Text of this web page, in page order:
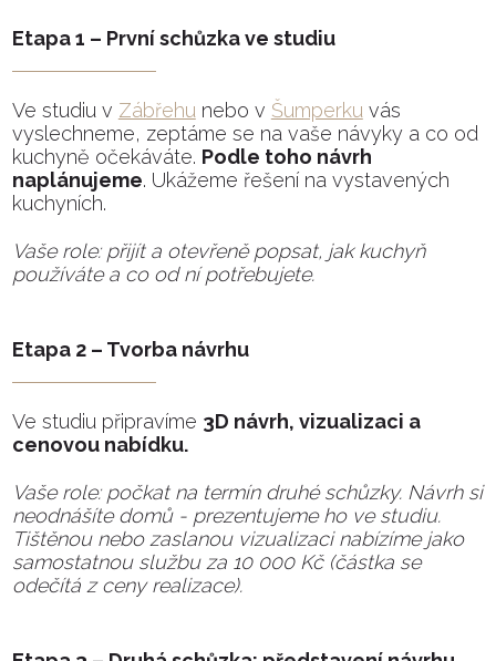
Etapa 1 – První schůzka ve studiu
Ve studiu v Zábřehu nebo v Šumperku vás
vyslechneme, zeptáme se na vaše návyky a co od
kuchyně očekáváte. Podle toho návrh
naplánujeme. Ukážeme řešení na vystavených
kuchyních.
Vaše role: přijít a otevřeně popsat, jak kuchyň
používáte a co od ní potřebujete.
Etapa 2 – Tvorba návrhu
Ve studiu připravíme 3D návrh, vizualizaci a
cenovou nabídku.
Vaše role: počkat na termín druhé schůzky. Návrh si
neodnášíte domů - prezentujeme ho ve studiu.
Tištěnou nebo zaslanou vizualizaci nabízíme jako
samostatnou službu za 10 000 Kč (částka se
odečítá z ceny realizace).